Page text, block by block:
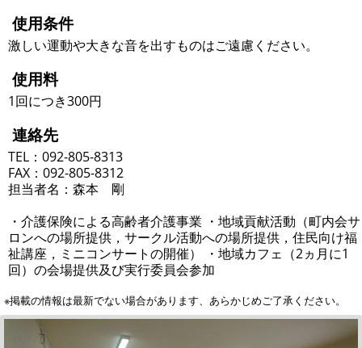
使用条件
激しい運動や大きな音を出すものはご遠慮ください。
使用料
1回につき300円
連絡先
TEL：092-805-8313
FAX：092-805-8312
担当者名：森本 剛
・介護保険による高齢者介護事業 ・地域貢献活動（町内会サ
ロンへの場所提供，サークル活動への場所提供，住民向け福
祉講座，ミニコンサートの開催） ・地域カフェ（2ヵ月に1
回）の会場提供及び実行委員会参加
※掲載の情報は最新でない場合があります、あらかじめご了承ください。